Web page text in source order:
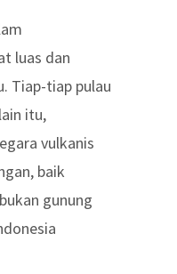
luas dan
Tiap-tiap pulau
itu,
vulkanis
baik
gunung